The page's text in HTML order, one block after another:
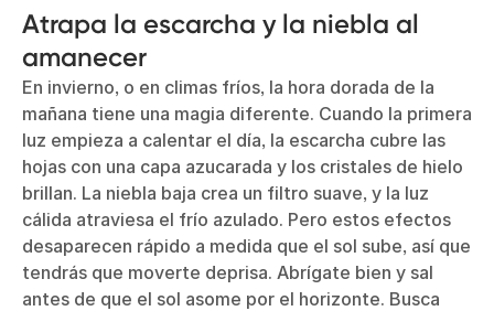
Atrapa la escarcha y la niebla al
amanecer
En invierno, o en climas fríos, la hora dorada de la
mañana tiene una magia diferente. Cuando la primera
luz empieza a calentar el día, la escarcha cubre las
hojas con una capa azucarada y los cristales de hielo
brillan. La niebla baja crea un filtro suave, y la luz
cálida atraviesa el frío azulado. Pero estos efectos
desaparecen rápido a medida que el sol sube, así que
tendrás que moverte deprisa. Abrígate bien y sal
antes de que el sol asome por el horizonte. Busca